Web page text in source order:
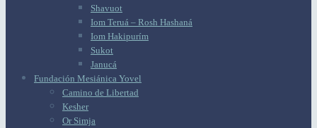
Shavuot
Iom Teruá – Rosh Hashaná
Iom Hakipurím
Sukot
Janucá
Fundación Mesiánica Yovel
Camino de Libertad
Kesher
Or Simja